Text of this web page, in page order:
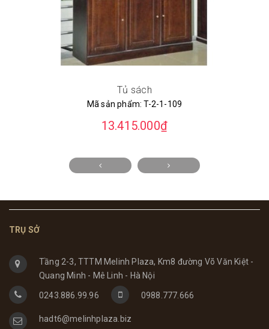
Tủ sách
Mã sản phẩm:T-2-1-109
13.415.000₫
TRỤ SỞ
Tầng 2-3, TTTM Melinh Plaza, Km8 đường Võ Văn Kiệt -
Quang Minh - Mê Linh - Hà Nội
0243.886.99.96 0988.777.666
hadt6@melinhplaza.biz